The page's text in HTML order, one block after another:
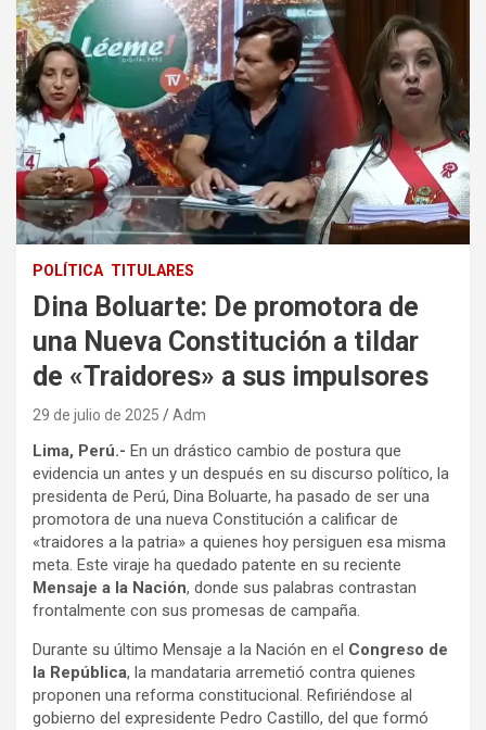
POLÍTICA TITULARES
Dina Boluarte: De promotora de
una Nueva Constitución a tildar
de «Traidores» a sus impulsores
29 de julio de 2025 Adm
Lima, Perú.- En un drástico cambio de postura que
evidencia un antes y un después en su discurso político, la
presidenta de Perú, Dina Boluarte, ha pasado de ser una
promotora de una nueva Constitución a calificar de
«traidores a la patria» a quienes hoy persiguen esa misma
meta. Este viraje ha quedado patente en su reciente
Mensaje a la Nación, donde sus palabras contrastan
frontalmente con sus promesas de campaña.
Durante su último Mensaje a la Nación en el Congreso de
la República, la mandataria arremetió contra quienes
proponen una reforma constitucional. Refiriéndose al
gobierno del expresidente Pedro Castillo, del que formó